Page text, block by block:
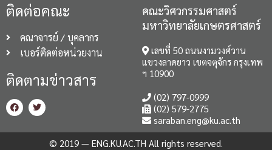
ติดต่อคณะ
คณาจารย์ / บุคลากร
เบอร์ติดต่อหน่วยงาน
ติดตามข่าวสาร
คณะวิศวกรรมศาสตร์
มหาวิทยาลัยเกษตรศาสตร์
เลขที่ 50 ถนนงามวงศ์วาน
แขวงลาดยาว เขตจตุจักร กรุงเทพ
ฯ 10900
(02) 797-0999
(02) 579-2775
saraban.eng@ku.ac.th
© 2019 — ENG.KU.AC.TH All rights reserved.